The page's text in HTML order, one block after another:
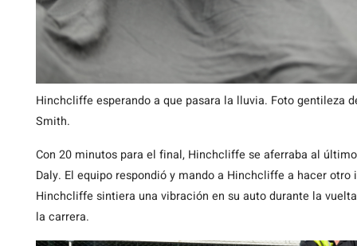
Hinchcliffe esperando a que pasara la lluvia. Foto gentileza
Smith.
Con 20 minutos para el final, Hinchcliffe se aferraba al
Daly. El equipo respondió y mando a Hinchcliffe a hacer
Hinchcliffe sintiera una vibración en su auto durante la
la carrera.